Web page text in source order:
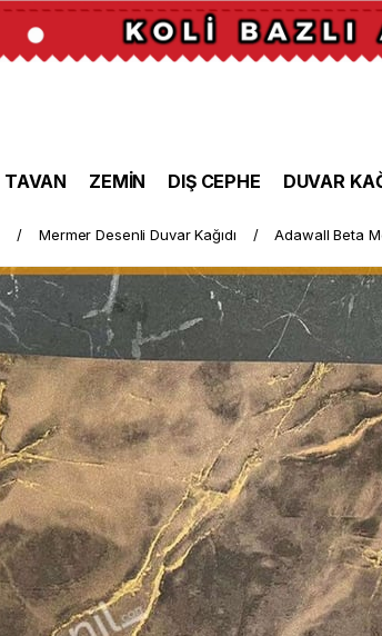
TAVAN ZEMİN DIŞ CEPHE DUVAR
Mermer Desenli Duvar Kağıdı Adawall Beta